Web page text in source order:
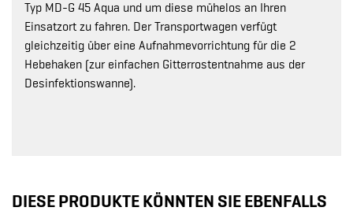
Typ MD-G 45 Aqua und um diese mühelos an Ihren
Einsatzort zu fahren. Der Transportwagen verfügt
gleichzeitig über eine Aufnahmevorrichtung für die 2
Hebehaken (zur einfachen Gitterrostentnahme aus der
Desinfektionswanne).
DIESE PRODUKTE KÖNNTEN SIE EBENFALLS